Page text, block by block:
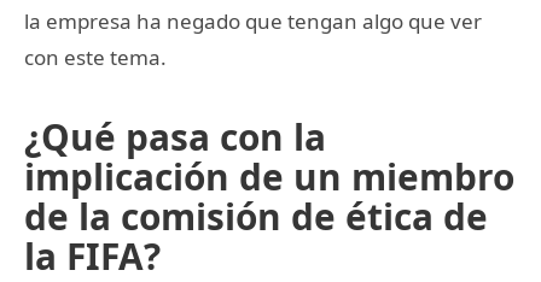
la empresa ha negado que tengan algo que ver
con este tema.
¿Qué pasa con la
implicación de un miembro
de la comisión de ética de
la FIFA?